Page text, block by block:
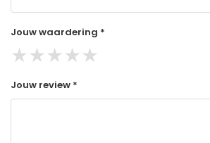
Jouw waardering *
★★★★★
Jouw review *